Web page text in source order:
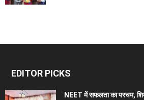
EDITOR PICKS
NEET में सफलता का परचम,